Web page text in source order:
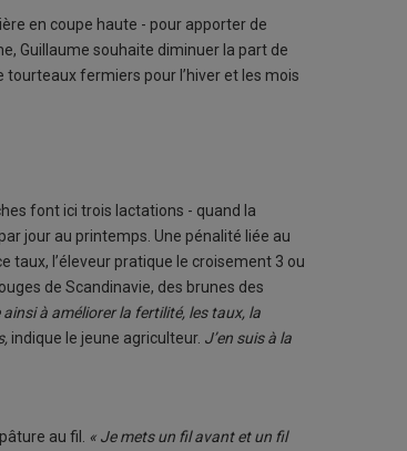
en coupe haute - pour apporter de
Guillaume souhaite diminuer la part de
fermiers pour l’hiver et les mois
font ici trois lactations - quand la
jour au printemps. Une pénalité liée au
l’éleveur pratique le croisement 3 ou
de Scandinavie, des brunes des
ainsi à améliorer la fertilité, les taux, la
indique le jeune agriculteur. J’en suis à la
au fil. « Je mets un fil avant et un fil